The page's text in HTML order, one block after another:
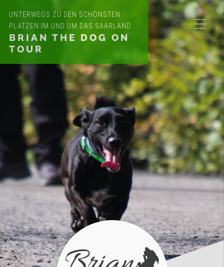
UNTERWEGS ZU DEN SCHÖNSTEN
PLÄTZEN IM UND UM DAS SAARLAND
BRIAN THE DOG ON
TOUR